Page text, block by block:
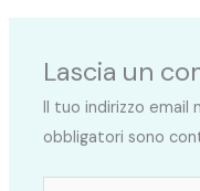
o
o
k
A
p
p
e
r
Lascia un
Il tuo indirizzo email
obbligatori sono